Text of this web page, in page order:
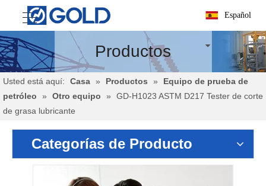
Español
Productos
Usted está aquí: Casa » Productos »
Equipo de prueba de
petróleo
» Otro equipo »
GD-H1023 ASTM D217 Tester de corte
de grasa lubricante
Categorías de Producto